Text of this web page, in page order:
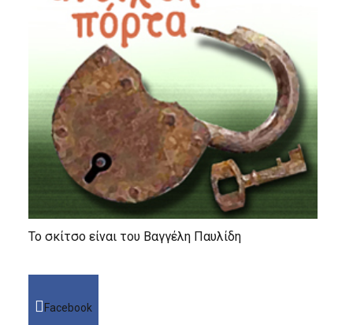
Το σκίτσο είναι του Βαγγέλη Παυλίδη
Facebook